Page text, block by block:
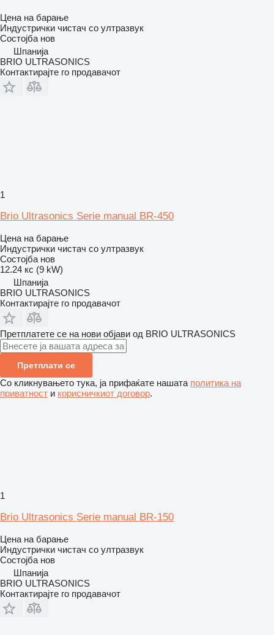
Цена на барање
Индустрички чистач со ултразвук
Состојба нов
Шпанија
BRIO ULTRASONICS
Контактирајте го продавачот
1
Brio Ultrasonics Serie manual BR-450
Цена на барање
Индустрички чистач со ултразвук
Состојба нов
12.24 кс (9 kW)
Шпанија
BRIO ULTRASONICS
Контактирајте го продавачот
Претплатете се на нови објави од BRIO ULTRASONICS
Претплати се
Со кликнувањето тука, ја прифаќате нашата политика на
приватност и корисничкиот договор.
1
Brio Ultrasonics Serie manual BR-150
Цена на барање
Индустрички чистач со ултразвук
Состојба нов
Шпанија
BRIO ULTRASONICS
Контактирајте го продавачот